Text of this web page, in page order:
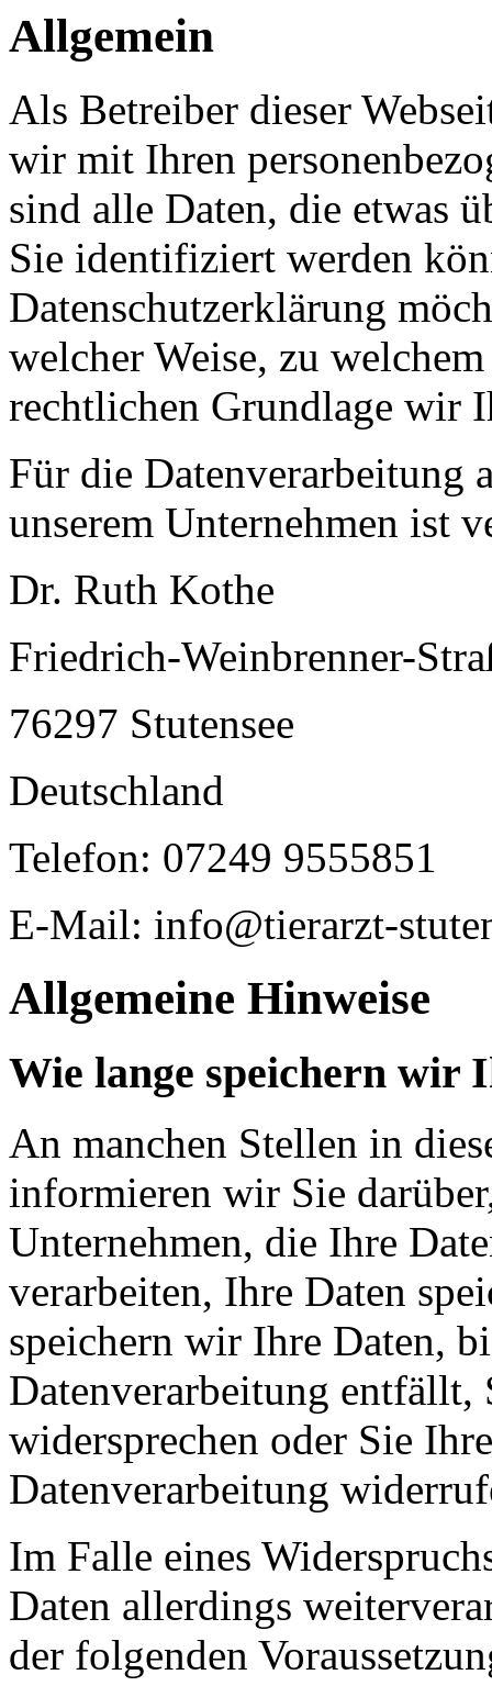
Allgemein
Als Betreiber dieser
wir mit Ihren
sind alle Daten, die etwas
Sie identifiziert werden
Datenschutzerklärung
welcher Weise, zu
rechtlichen Grundlage wir
Für die Datenverarbeitung
unserem Unternehmen ist
Dr. Ruth Kothe
Friedrich-Weinbrenner-
76297 Stutensee
Deutschland
Telefon: 07249 9555851
E-Mail: info@tierarzt-
Allgemeine Hinweise
Wie lange speichern wir
An manchen Stellen in
informieren wir Sie
Unternehmen, die Ihre
verarbeiten, Ihre Daten
speichern wir Ihre Daten,
Datenverarbeitung entfällt,
widersprechen oder Sie
Datenverarbeitung
Im Falle eines
Daten allerdings
der folgenden